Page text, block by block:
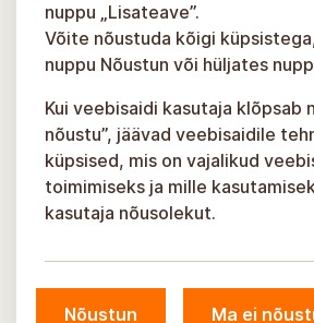
nuppu „Lisateave”.
Võite nõustuda kõigi
nuppu Nõustun või hüljates
Kui veebisaidi kasutaja klõpsab
nõustu”, jäävad veebisaidile
küpsised, mis on vajalikud
toimimiseks ja mille
kasutaja nõusolekut.
Nõustun Ma ei